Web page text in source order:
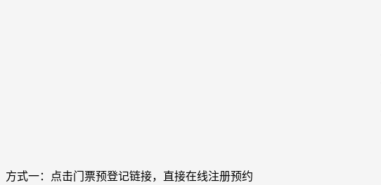
方式一：点击门票预登记链接，直接在线注册预约